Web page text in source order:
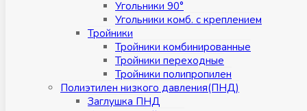
Угольники 90°
Угольники комб. с креплением
Тройники
Тройники комбинированные
Тройники переходные
Тройники полипропилен
Полиэтилен низкого давления(ПНД)
Заглушка ПНД